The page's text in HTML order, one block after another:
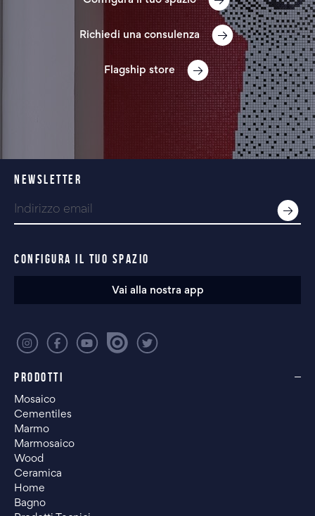
Richiedi una consulenza
Flagship store
PRODOTTI
Mosaico
Cementiles
Marmo
Marmosaico
Wood
Ceramica
Home
Bagno
NEWSLETTER
CONFIGURA IL TUO SPAZIO
Vai alla nostra app